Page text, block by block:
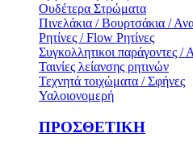
Ουδέτερα Στρώματα
Πινελάκια / Βουρτσάκια /
Ρητίνες / Flow Ρητίνες
Συγκολλητικοι παράγοντες /
Ταινίες λείανσης ρητινών
Τεχνητά τοιχώματα / Σφήνες
Υαλοιονομερή
ΠΡΟΣΘΕΤΙΚΗ